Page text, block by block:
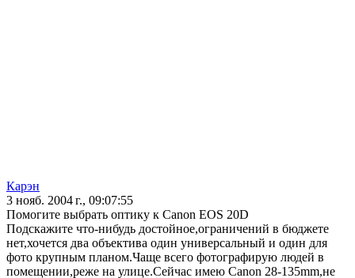
Карэн
3 нояб. 2004 г., 09:07:55
Помогите выбрать оптику к Canon EOS 20D
Подскажите что-нибудь достойное,ограничений в бюджете
нет,хочется два объектива один универсальный и один для
фото крупным планом.Чаще всего фотографирую людей в
помещении,реже на улице.Сейчас имею Canon 28-135mm,не